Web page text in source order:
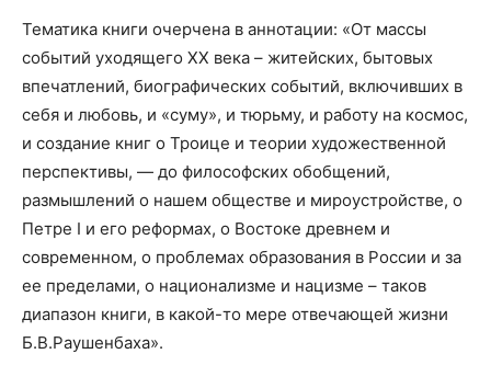
Тематика книги очерчена в аннотации: «От массы
событий уходящего ХХ века – житейских, бытовых
впечатлений, биографических событий, включивших в
себя и любовь, и «суму», и тюрьму, и работу на космос,
и создание книг о Троице и теории художественной
перспективы, — до философских обобщений,
размышлений о нашем обществе и мироустройстве, о
Петре I и его реформах, о Востоке древнем и
современном, о проблемах образования в России и за
ее пределами, о национализме и нацизме – таков
диапазон книги, в какой-то мере отвечающей жизни
Б.В.Раушенбаха».